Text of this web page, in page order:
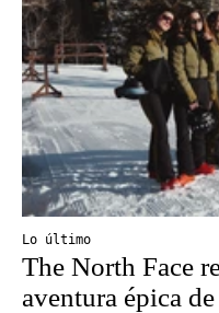
Lo último
The North Face
aventura épica